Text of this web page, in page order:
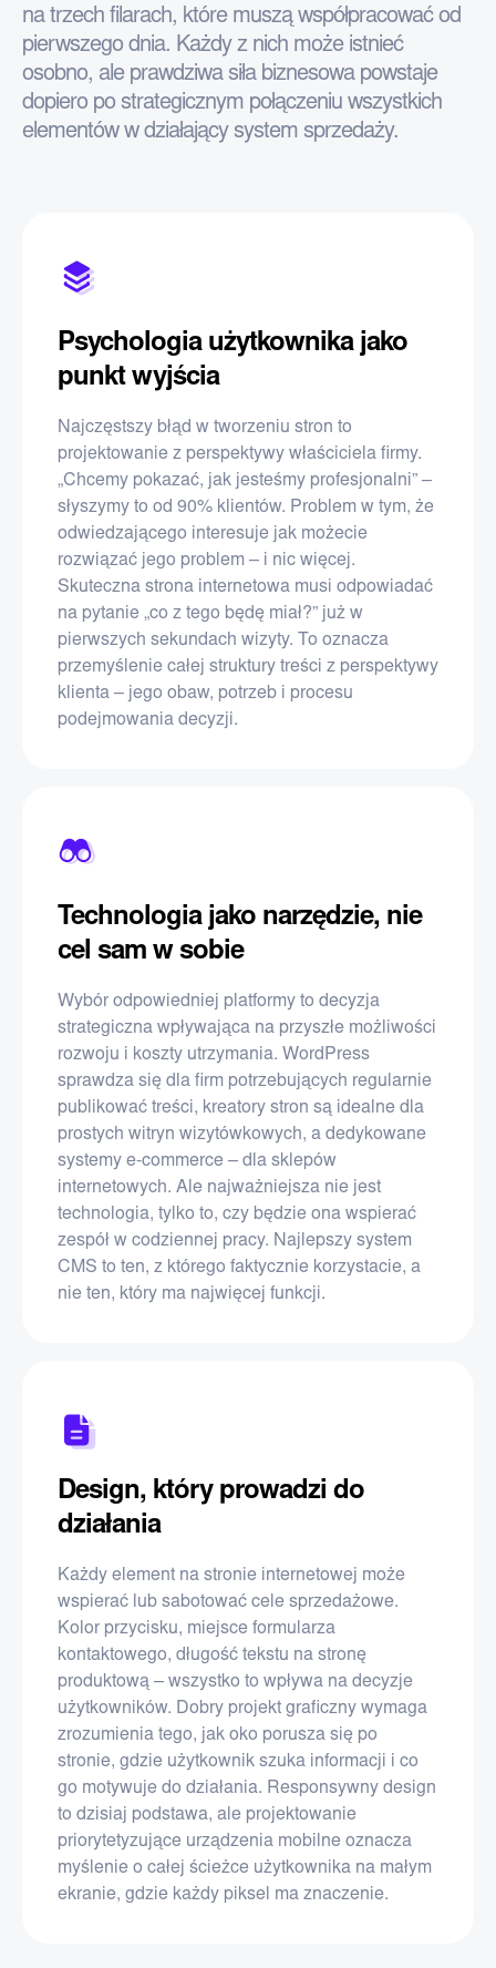
na trzech filarach, które muszą współpracować od
pierwszego dnia. Każdy z nich może istnieć
osobno, ale prawdziwa siła biznesowa powstaje
dopiero po strategicznym połączeniu wszystkich
elementów w działający system sprzedaży.
Psychologia użytkownika jako
punkt wyjścia
Najczęstszy błąd w tworzeniu stron to
projektowanie z perspektywy właściciela firmy.
„Chcemy pokazać, jak jesteśmy profesjonalni” –
słyszymy to od 90% klientów. Problem w tym, że
odwiedzającego interesuje jak możecie
rozwiązać jego problem – i nic więcej.
Skuteczna strona internetowa musi odpowiadać
na pytanie „co z tego będę miał?” już w
pierwszych sekundach wizyty. To oznacza
przemyślenie całej struktury treści z perspektywy
klienta – jego obaw, potrzeb i procesu
podejmowania decyzji.
Technologia jako narzędzie, nie
cel sam w sobie
Wybór odpowiedniej platformy to decyzja
strategiczna wpływająca na przyszłe możliwości
rozwoju i koszty utrzymania. WordPress
sprawdza się dla firm potrzebujących regularnie
publikować treści, kreatory stron są idealne dla
prostych witryn wizytówkowych, a dedykowane
systemy e-commerce – dla sklepów
internetowych. Ale najważniejsza nie jest
technologia, tylko to, czy będzie ona wspierać
zespół w codziennej pracy. Najlepszy system
CMS to ten, z którego faktycznie korzystacie, a
nie ten, który ma najwięcej funkcji.
Design, który prowadzi do
działania
Każdy element na stronie internetowej może
wspierać lub sabotować cele sprzedażowe.
Kolor przycisku, miejsce formularza
kontaktowego, długość tekstu na stronę
produktową – wszystko to wpływa na decyzje
użytkowników. Dobry projekt graficzny wymaga
zrozumienia tego, jak oko porusza się po
stronie, gdzie użytkownik szuka informacji i co
go motywuje do działania. Responsywny design
to dzisiaj podstawa, ale projektowanie
priorytetyzujące urządzenia mobilne oznacza
myślenie o całej ścieżce użytkownika na małym
ekranie, gdzie każdy piksel ma znaczenie.